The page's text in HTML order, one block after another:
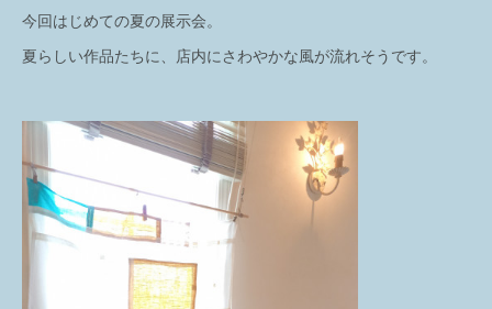
今回はじめての夏の展示会。
夏らしい作品たちに、店内にさわやかな風が流れそうです。